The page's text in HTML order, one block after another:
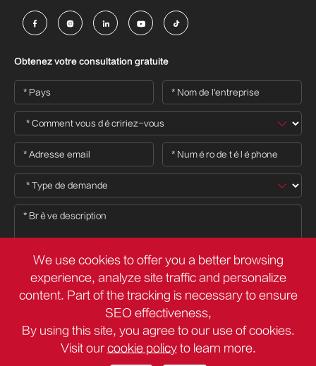
    
Obtenez votre consultation gratuite
Droit d'auteur ©Deli Group Co.,Ltd.Tous droits réservés.
We use cookies to offer you a better browsing
experience, analyze site traffic and personalize
content. Part of the tracking is necessary to ensure
SEO effectiveness,
By using this site, you agree to our use of cookies.
Visit our cookie policyto learn more.